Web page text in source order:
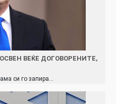
ВЕЌЕ ДОГОВОРЕНИТЕ,
си го запира…